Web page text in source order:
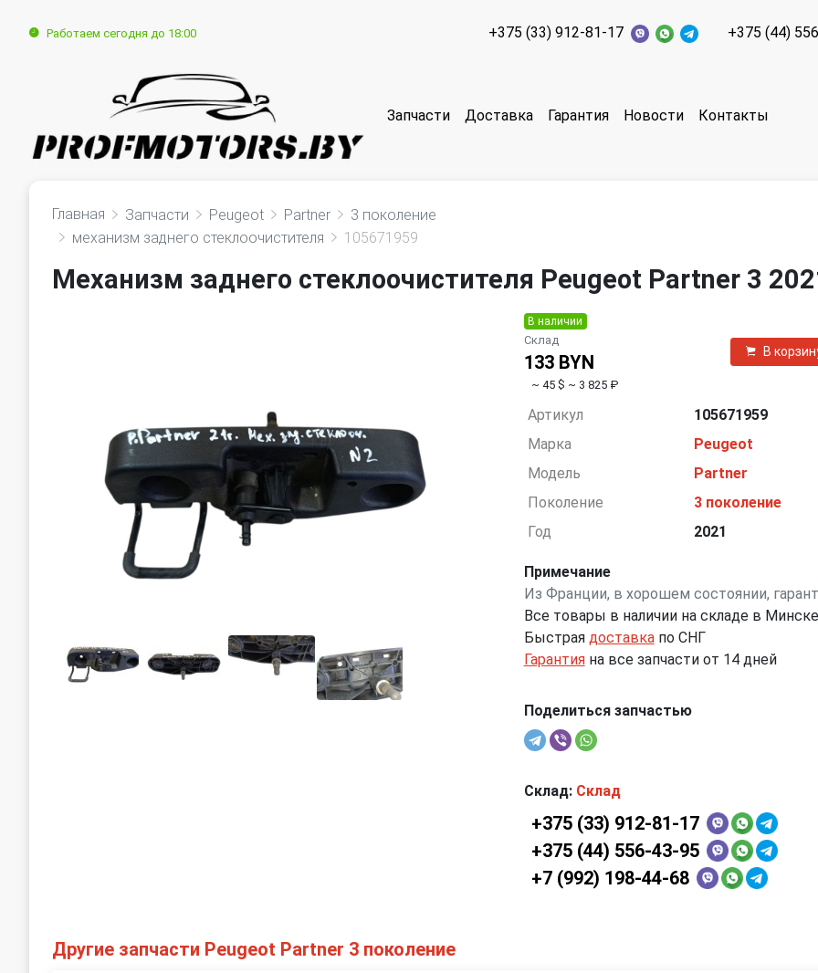
Работаем сегодня до 18:00 +375 (33) 912-81-17 +375 (44)
Запчасти Доставка Гарантия Новости Контакты
Главная Запчасти Peugeot Partner
3 поколение
механизм заднего стеклоочистителя
105671959
Механизм заднего стеклоочистителя Peugeot Partner 3
В наличии
Склад
133 BYN
~ 45 $ ~ 3 825 ₽
В
Артикул
105671959
Марка
Peugeot
Модель
Partner
Поколение
3 поколение
Год
2021
Примечание
Из Франции, в хорошем состоянии,
Все товары в наличии на складе в Минске
Быстрая доставкапо СНГ
Гарантияна все запчасти от 14 дней
Поделиться запчастью
Склад: Склад
+375 (33) 912-81-17
+375 (44) 556-43-95
+7 (992) 198-44-68
Другие запчасти Peugeot Partner 3 поколение